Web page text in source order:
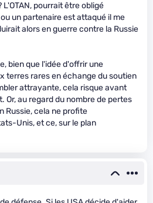
pourrait être obligé
un partenaire est attaqué il me
alors en guerre contre la Russie
bien que l'idée d'offrir une
terres rares en échange du soutien
attrayante, cela risque avant
Or, au regard du nombre de pertes
Russie, cela ne profite
Unis, et ce, sur le plan